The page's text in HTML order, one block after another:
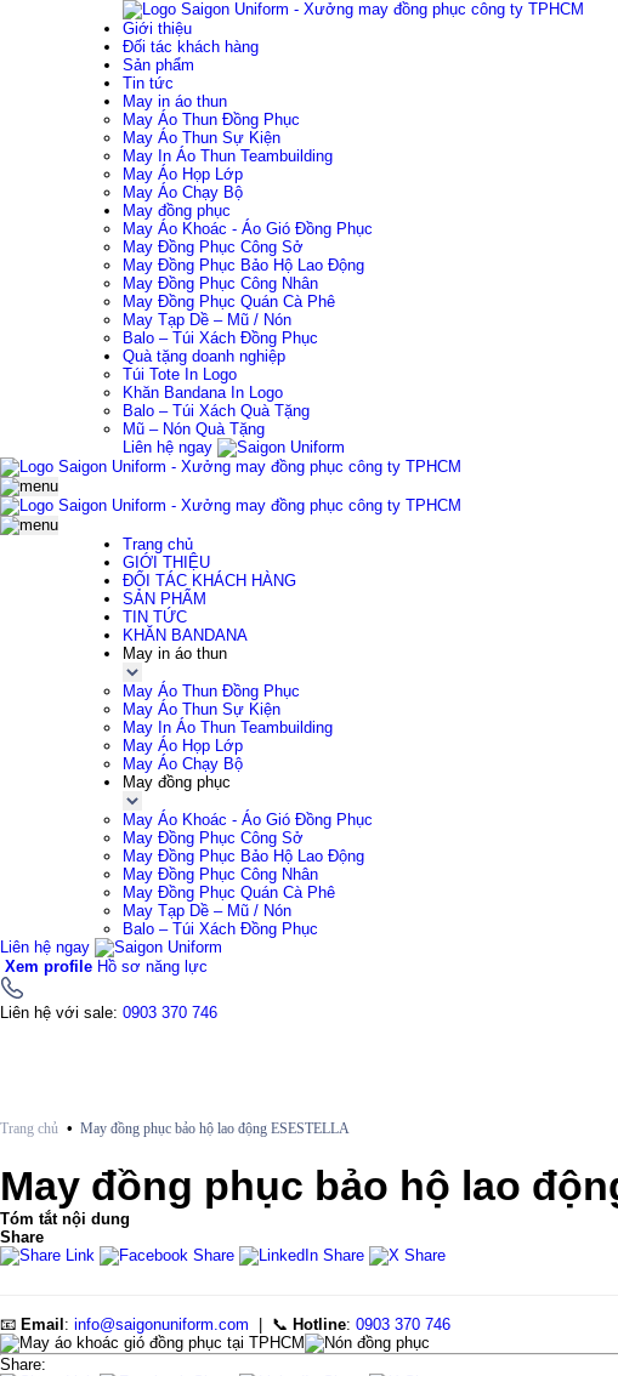
Giới thiệu
Đối tác khách hàng
Sản phẩm
Tin tức
May in áo thun
May Áo Thun Đồng Phục
May Áo Thun Sự Kiện
May In Áo Thun Teambuilding
May Áo Họp Lớp
May Áo Chạy Bộ
May đồng phục
May Áo Khoác - Áo Gió Đồng Phục
May Đồng Phục Công Sở
May Đồng Phục Bảo Hộ Lao Động
May Đồng Phục Công Nhân
May Đồng Phục Quán Cà Phê
May Tạp Dề – Mũ / Nón
Balo – Túi Xách Đồng Phục
Quà tặng doanh nghiệp
Túi Tote In Logo
Khăn Bandana In Logo
Balo – Túi Xách Quà Tặng
Mũ – Nón Quà Tặng
Liên hệ ngay
Trang chủ
GIỚI THIỆU
ĐỐI TÁC KHÁCH HÀNG
SẢN PHẨM
TIN TỨC
KHĂN BANDANA
May in áo thun
May Áo Thun Đồng Phục
May Áo Thun Sự Kiện
May In Áo Thun Teambuilding
May Áo Họp Lớp
May Áo Chạy Bộ
May đồng phục
May Áo Khoác - Áo Gió Đồng Phục
May Đồng Phục Công Sở
May Đồng Phục Bảo Hộ Lao Động
May Đồng Phục Công Nhân
May Đồng Phục Quán Cà Phê
May Tạp Dề – Mũ / Nón
Balo – Túi Xách Đồng Phục
Liên hệ ngay
Xem profile Hồ sơ năng lực
Liên hệ với sale: 0903 370 746
Trang chủ • May đồng phục bảo hộ lao động ESESTELLA
May đồng phục bảo hộ lao
Tóm tắt nội dung
Share
📧 Email : info@saigonuniform.com | 📞 Hotline: 0903 370 746
Share: